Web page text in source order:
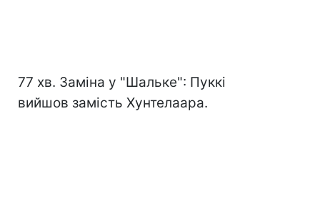
77 хв. Заміна у "Шальке": Пуккі
вийшов замість Хунтелаара.